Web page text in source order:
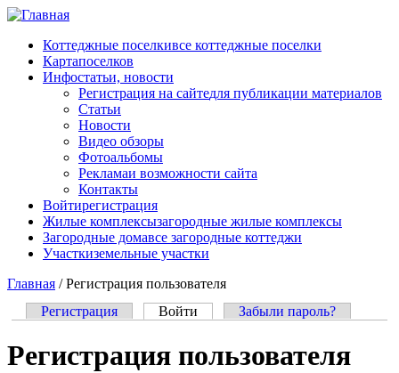
Перейти к основному содержанию
Коттеджные поселкивсе коттеджные поселки
Картапоселков
Инфостатьи, новости
Регистрация на сайтедля публикации материалов
Статьи
Новости
Видео обзоры
Фотоальбомы
Рекламаи возможности сайта
Контакты
Войтирегистрация
Жилые комплексызагородные жилые комплексы
Загородные домавсе загородные коттеджи
Участкиземельные участки
Главная /Регистрация пользователя
Регистрация Войти (активная вкладка)
Забыли пароль?
Регистрация пользователя